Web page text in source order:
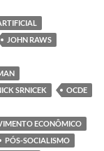
JOHN RAWS
SRNICEK
OCDE
ECONÔMICO
PÓS-SOCIALISMO